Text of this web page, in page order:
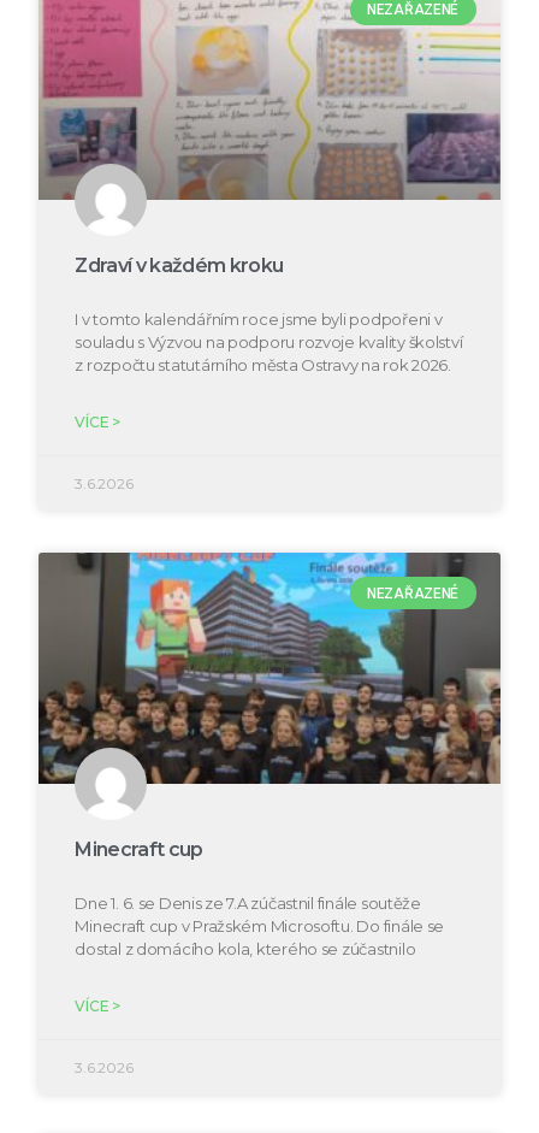
NEZAŘAZENÉ
Zdraví v každém kroku
I v tomto kalendářním roce jsme byli podpořeni v
souladu s Výzvou na podporu rozvoje kvality školství
z rozpočtu statutárního města Ostravy na rok 2026.
VÍCE >
3.6.2026
NEZAŘAZENÉ
Minecraft cup
Dne 1. 6. se Denis ze 7.A zúčastnil finále soutěže
Minecraft cup v Pražském Microsoftu. Do finále se
dostal z domácího kola, kterého se zúčastnilo
VÍCE >
3.6.2026